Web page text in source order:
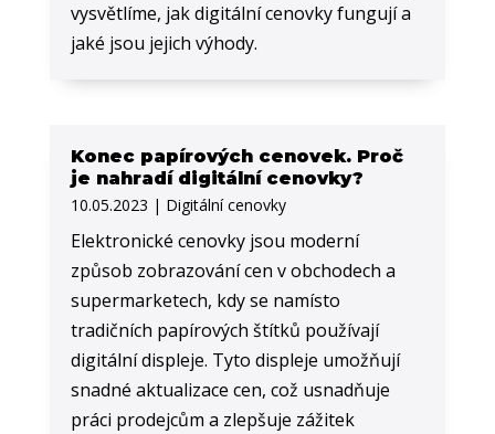
vysvětlíme, jak digitální cenovky fungují a
jaké jsou jejich výhody.
Konec papírových cenovek. Proč
je nahradí digitální cenovky?
10.05.2023 | Digitální cenovky
Elektronické cenovky jsou moderní
způsob zobrazování cen v obchodech a
supermarketech, kdy se namísto
tradičních papírových štítků používají
digitální displeje. Tyto displeje umožňují
snadné aktualizace cen, což usnadňuje
práci prodejcům a zlepšuje zážitek